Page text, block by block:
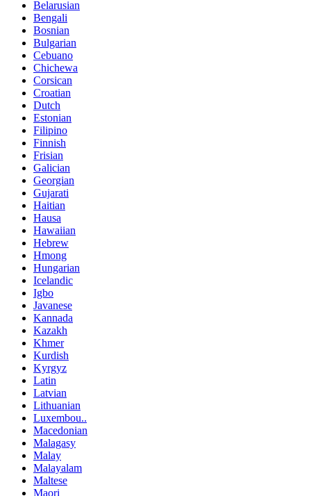
Belarusian
Bengali
Bosnian
Bulgarian
Cebuano
Chichewa
Corsican
Croatian
Dutch
Estonian
Filipino
Finnish
Frisian
Galician
Georgian
Gujarati
Haitian
Hausa
Hawaiian
Hebrew
Hmong
Hungarian
Icelandic
Igbo
Javanese
Kannada
Kazakh
Khmer
Kurdish
Kyrgyz
Latin
Latvian
Lithuanian
Luxembou..
Macedonian
Malagasy
Malay
Malayalam
Maltese
Maori